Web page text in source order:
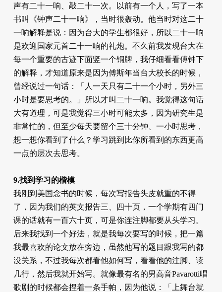
声有二十一响、敲二十一次。以前有一个人，写了一本
书叫《钟声二十一响》，当时很轰动。他当时对这二十
一响解释是说：因为台大的学生都很好，所以二十一响
是欢迎国家元首二十一响的礼炮。不久前我发现台大在
每一个重要的古迹下面竖一个铜牌，我仔细看看傅钟下
的解释，才知道原来是因为傅斯年当台大校长的时候，
曾经说过一句话：「人一天只有二十一个小时，另外三
小时是要思考的。」所以才叫二十一响。我觉得这句话
大有道理，可是我觉得三小时可能太多，因为研究生是
非常忙的，但至少每天要留个三十分钟、一小时思考，
想一想你看到了什么？学习跳到比你所看到的东西更高
一点的层次去思考。
9.找到学习的楷模
我刚到美国念书的时候，每次写报告头皮就重的不得
了，因为我们的英文报告三、四十页，一个学期有四门
课的话就有一百六十页，可是你连注脚都要从头学习。
后来我找到一​​个好法，就是我每次要写的时候，把一篇
我最喜欢的论文放在旁边，虽然他写的题目跟我写的都
没关系，不过我每次都看他如何写，看看他的注脚、读
几行，然后我就开始写。就像最有名的男高音Pavarotti唱
歌剧的时候都会捏着一条手帕，因为他说：「上舞台就